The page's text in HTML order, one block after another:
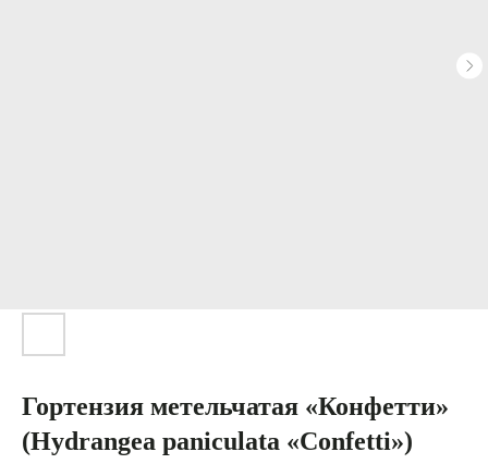
Гортензия метельчатая «Конфетти»
(Hydrangea paniculata «Confetti»)